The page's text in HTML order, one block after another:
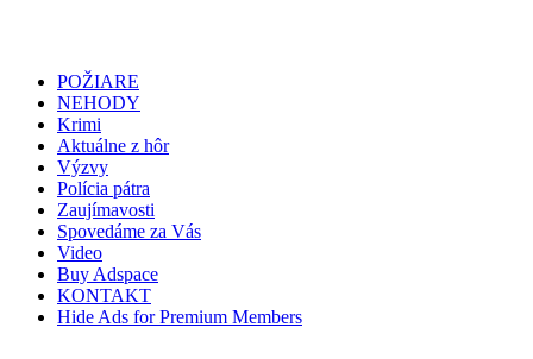
POŽIARE
NEHODY
Krimi
Aktuálne z hôr
Výzvy
Polícia pátra
Zaujímavosti
Spovedáme za Vás
Video
Buy Adspace
KONTAKT
Hide Ads for Premium Members